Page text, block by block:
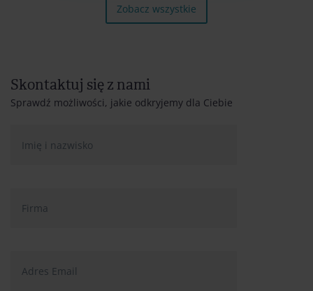
Zobacz wszystkie
Skontaktuj się z nami
Sprawdź możliwości, jakie odkryjemy dla Ciebie